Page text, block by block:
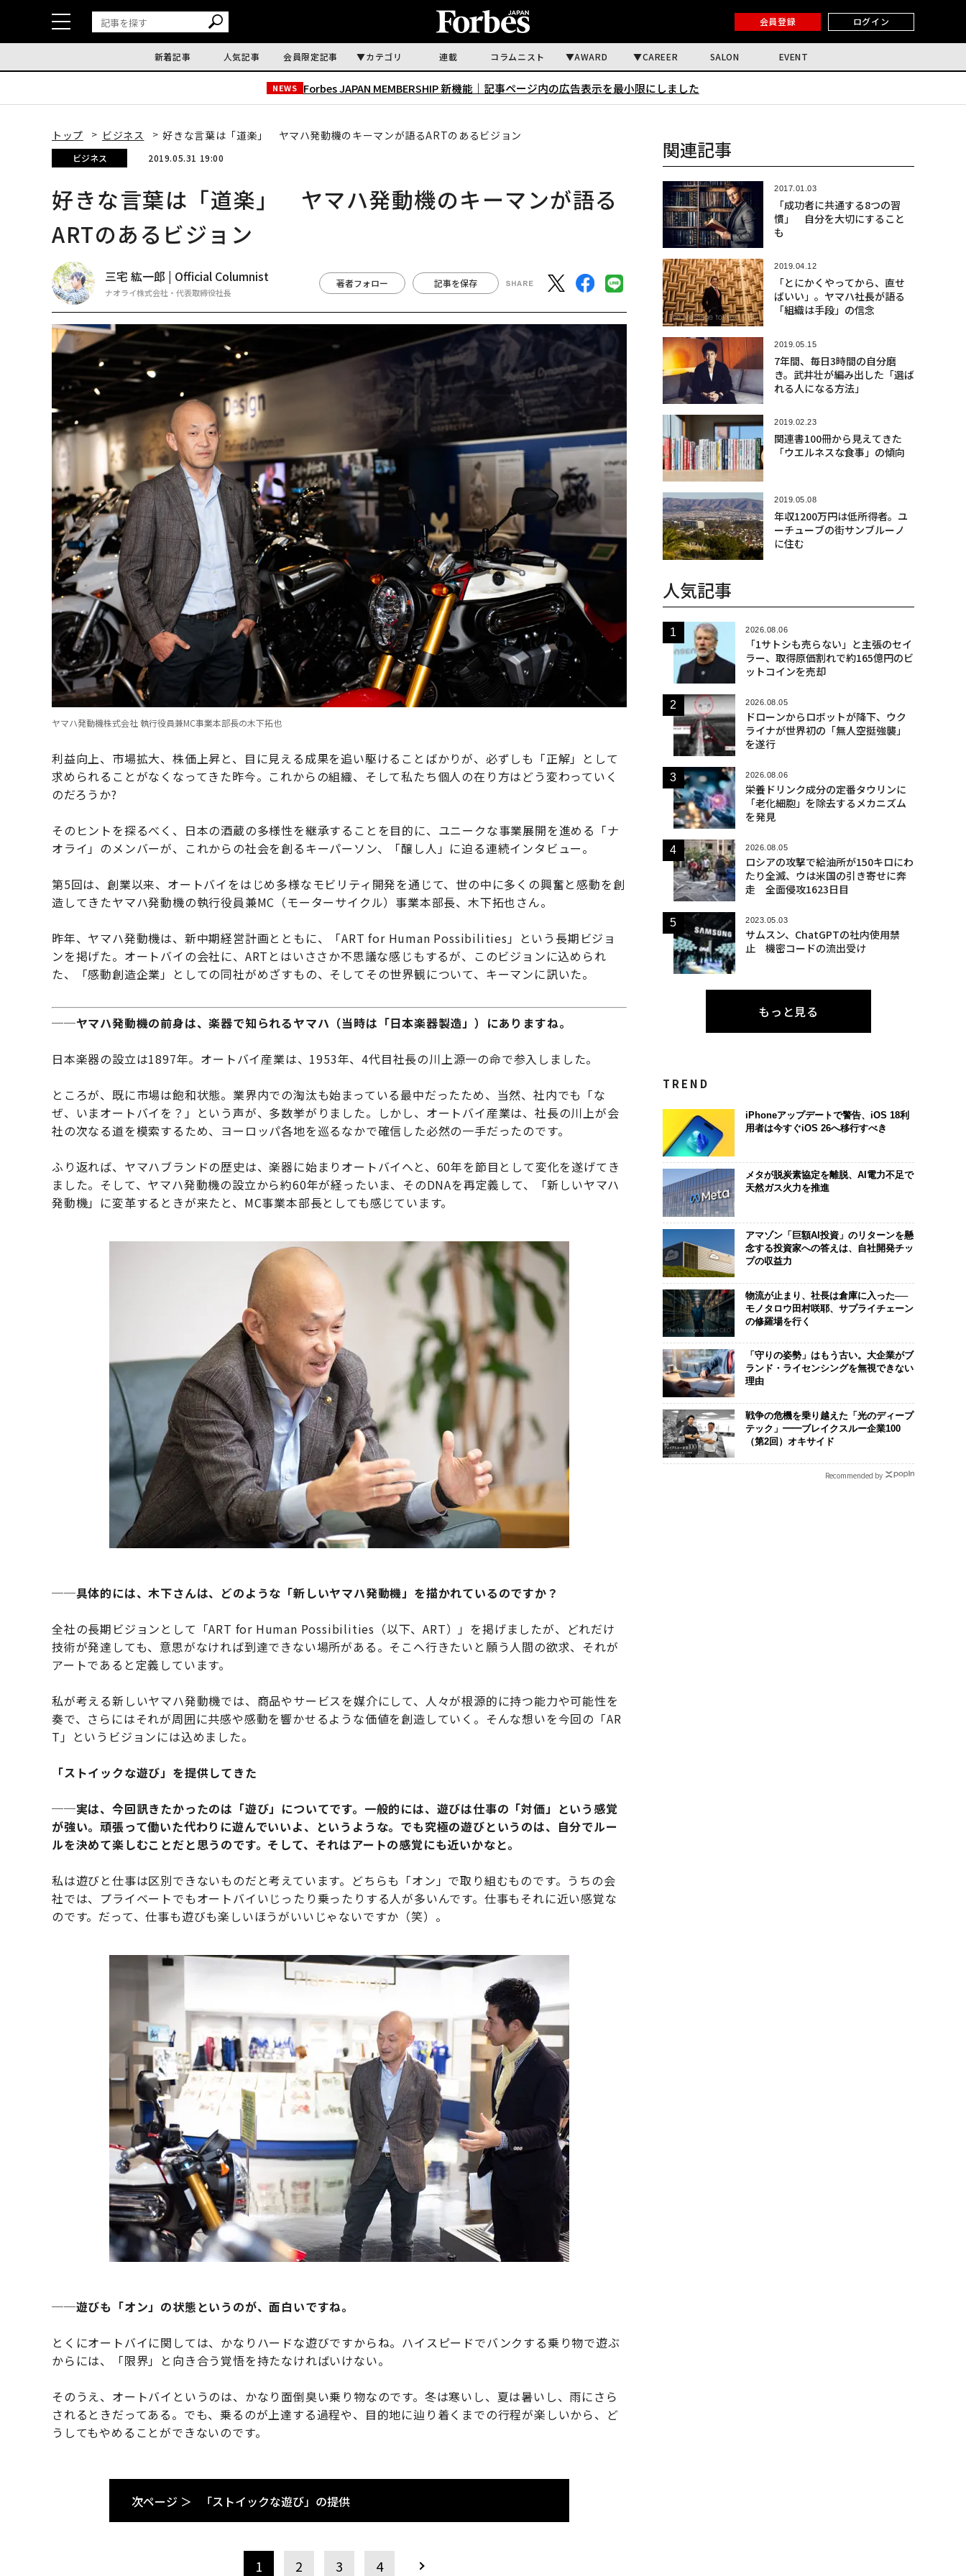
会員登録 ログイン
新着記事 人気記事 会員限定記事 カテゴリ 連載 コラムニスト AWARD CAREER SALON EVENT
NEWS Forbes JAPAN MEMBERSHIP 新機能｜ 記事ページ内の広告表示を最小限にしました
トップ ビジネス 好きな言葉は「道楽」 ヤマハ発動機のキーマンが語るARTのあるビジョン
ビジネス 2019.05.31 19:00
好きな言葉は「道楽」 ヤマハ発動機のキーマンが語る
ARTのあるビジョン
三宅 紘一郎 | Official Columnist
ナオライ株式会社・代表取締役社長
著者フォロー 記事を保存
ヤマハ発動機株式会社 執行役員兼MC事業本部長の木下拓也
利益向上、市場拡大、株価上昇と、目に見える成果を追い駆けることばかりが、必ずしも「正解」として
求められることがなくなってきた昨今。これからの組織、そして私たち個人の在り方はどう変わっていく
のだろうか?
そのヒントを探るべく、日本の酒蔵の多様性を継承することを目的に、ユニークな事業展開を進める「ナ
オライ」のメンバーが、これからの社会を創るキーパーソン、「醸し人」に迫る連続インタビュー。
第5回は、創業以来、オートバイをはじめ多様なモビリティ開発を通じて、世の中に多くの興奮と感動を創
造してきたヤマハ発動機の執行役員兼MC（モーターサイクル）事業本部長、木下拓也さん。
昨年、ヤマハ発動機は、新中期経営計画とともに、「ART for Human Possibilities」という長期ビジョ
ンを掲げた。オートバイの会社に、ARTとはいささか不思議な感じもするが、このビジョンに込められ
た、「感動創造企業」としての同社がめざすもの、そしてその世界観について、キーマンに訊いた。
──ヤマハ発動機の前身は、楽器で知られるヤマハ（当時は「日本楽器製造」）にありますね。
日本楽器の設立は1897年。オートバイ産業は、1953年、4代目社長の川上源一の命で参入しました。
ところが、既に市場は飽和状態。業界内での淘汰も始まっている最中だったため、当然、社内でも「な
ぜ、いまオートバイを？」という声が、多数挙がりました。しかし、オートバイ産業は、社長の川上が会
社の次なる道を模索するため、ヨーロッパ各地を巡るなかで確信した必然の一手だったのです。
ふり返れば、ヤマハブランドの歴史は、楽器に始まりオートバイへと、60年を節目として変化を遂げてき
ました。そして、ヤマハ発動機の設立から約60年が経ったいま、そのDNAを再定義して、「新しいヤマハ
発動機」に変革するときが来たと、MC事業本部長としても感じています。
──具体的には、木下さんは、どのような「新しいヤマハ発動機」を描かれているのですか？
全社の長期ビジョンとして「ART for Human Possibilities（以下、ART）」を掲げましたが、どれだけ
技術が発達しても、意思がなければ到達できない場所がある。そこへ行きたいと願う人間の欲求、それが
アートであると定義しています。
私が考える新しいヤマハ発動機では、商品やサービスを媒介にして、人々が根源的に持つ能力や可能性を
奏で、さらにはそれが周囲に共感や感動を響かせるような価値を創造していく。そんな想いを今回の「AR
T」というビジョンには込めました。
「ストイックな遊び」を提供してきた
──実は、今回訊きたかったのは「遊び」についてです。一般的には、遊びは仕事の「対価」という感覚
が強い。頑張って働いた代わりに遊んでいいよ、というような。でも究極の遊びというのは、自分でルー
ルを決めて楽しむことだと思うのです。そして、それはアートの感覚にも近いかなと。
私は遊びと仕事は区別できないものだと考えています。どちらも「オン」で取り組むものです。うちの会
社では、プライベートでもオートバイいじったり乗ったりする人が多いんです。仕事もそれに近い感覚な
のです。だって、仕事も遊びも楽しいほうがいいじゃないですか（笑）。
──遊びも「オン」の状態というのが、面白いですね。
とくにオートバイに関しては、かなりハードな遊びですからね。ハイスピードでバンクする乗り物で遊ぶ
からには、「限界」と向き合う覚悟を持たなければいけない。
そのうえ、オートバイというのは、かなり面倒臭い乗り物なのです。冬は寒いし、夏は暑いし、雨にさら
されるときだってある。でも、乗るのが上達する過程や、目的地に辿り着くまでの行程が楽しいから、ど
うしてもやめることができないのです。
次ページ ＞ 「ストイックな遊び」の提供
1 2 3 4
関連記事
2017.01.03
「成功者に共通する8つの習
慣」 自分を大切にすること
も
2019.04.12
「とにかくやってから、直せ
ばいい」。ヤマハ社長が語る
「組織は手段」の信念
2019.05.15
7年間、毎日3時間の自分磨
き。武井壮が編み出した「選ば
れる人になる方法」
2019.02.23
関連書100冊から見えてきた
「ウエルネスな食事」の傾向
2019.05.08
年収1200万円は低所得者。ユ
ーチューブの街サンブルーノ
に住む
人気記事
2026.08.06
「1サトシも売らない」と主張のセイ
ラー、取得原価割れで約165億円のビ
ットコインを売却
2026.08.05
ドローンからロボットが降下、ウク
ライナが世界初の「無人空挺強襲」
を遂行
2026.08.06
栄養ドリンク成分の定番タウリンに
「老化細胞」を除去するメカニズム
を発見
2026.08.05
ロシアの攻撃で給油所が150キロにわ
たり全滅、ウは米国の引き寄せに奔
走 全面侵攻1623日目
2023.05.03
サムスン、ChatGPTの社内使用禁
止 機密コードの流出受け
もっと見る
TREND
iPhoneアップデートで警告、iOS 18利
用者は今すぐiOS 26へ移行すべき
メタが脱炭素協定を離脱、AI電力不足で
天然ガス火力を推進
アマゾン「巨額AI投資」のリターンを懸
念する投資家への答えは、自社開発チッ
プの収益力
物流が止まり、社長は倉庫に入った──
モノタロウ田村咲耶、サプライチェーン
の修羅場を行く
「守りの姿勢」はもう古い。大企業がブ
ランド・ライセンシングを無視できない
理由
戦争の危機を乗り越えた「光のディープ
テック」━━ブレイクスルー企業100
（第2回）オキサイド
Recommended by